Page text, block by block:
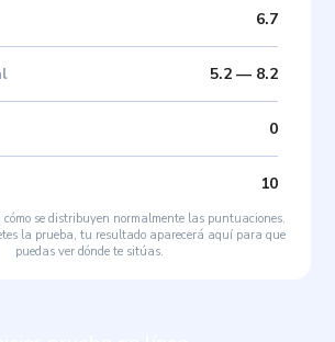
6.7
5.2— 8.2
0
10
se distribuyen normalmente las puntuaciones.
la prueba, tu resultado aparecerá aquí para que
puedas ver dónde te sitúas.